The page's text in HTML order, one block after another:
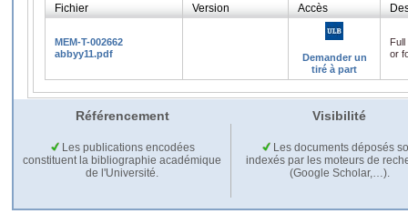
Fichier Version Accès
MEM-T-002662
abbyy11.pdf
Demander un
tiré à part
or
Référencement Visibilité
Les publications encodées
constituent la bibliographie académique
de l'Université.
Les documents déposés
indexés par les moteurs de
(Google Scholar,…).